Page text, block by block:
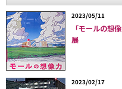
2023/05/11
「モールの想
展
2023/02/17